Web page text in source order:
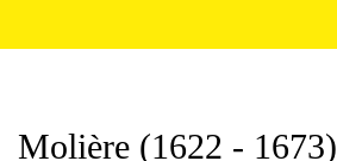
Molière (1622 - 1673)